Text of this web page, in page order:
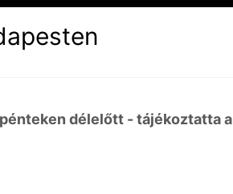
délelőtt - tájékoztatta a